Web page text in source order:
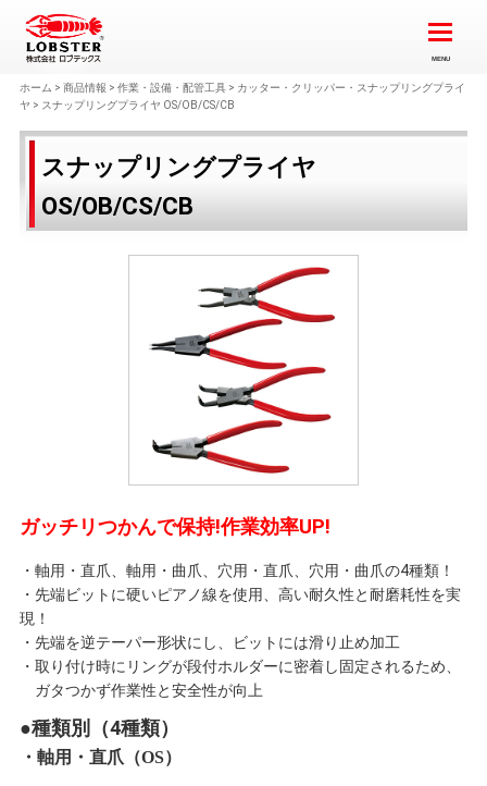
ホーム > 商品情報 > 作業・設備・配管工具> カッター・クリッパー・スナップリングプライ
ヤ > スナップリングプライヤ OS/OB/CS/CB
スナップリングプライヤ
OS/OB/CS/CB
ガッチリつかんで保持!作業効率UP!
・軸用・直爪、軸用・曲爪、穴用・直爪、穴用・曲爪の4種類！
・先端ビットに硬いピアノ線を使用、高い耐久性と耐磨耗性を実
現！
・先端を逆テーパー形状にし、ビットには滑り止め加工
・取り付け時にリングが段付ホルダーに密着し固定されるため、
ガタつかず作業性と安全性が向上
●種類別（4種類）
・軸用・直爪（OS）